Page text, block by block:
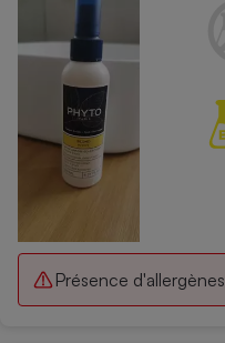
Présence d'allergènes